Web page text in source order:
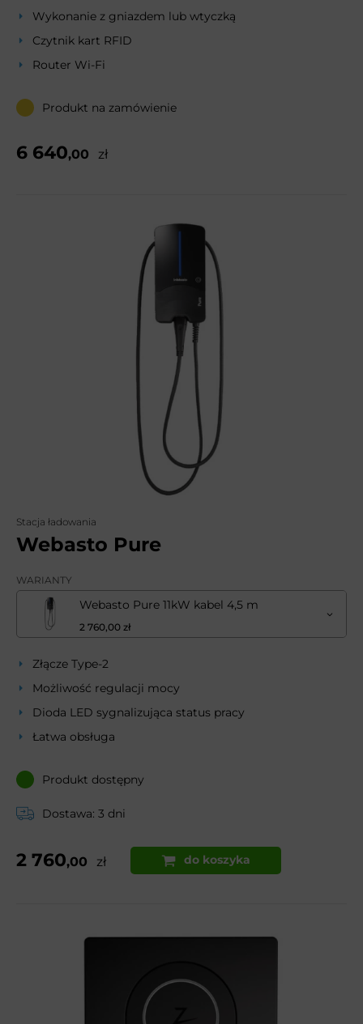
Wykonanie z gniazdem lub wtyczką
Czytnik kart RFID
Router Wi-Fi
Produkt na zamówienie
6 640,00 zł
Stacja ładowania
Webasto Pure
WARIANTY
Webasto Pure 11kW kabel 4,5 m
2 760,00 zł
Złącze Type-2
Możliwość regulacji mocy
Dioda LED sygnalizująca status pracy
Łatwa obsługa
Produkt dostępny
Dostawa: 3 dni
2 760,00 zł do koszyka